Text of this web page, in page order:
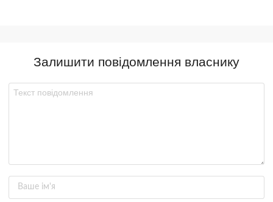
Залишити повідомлення власнику